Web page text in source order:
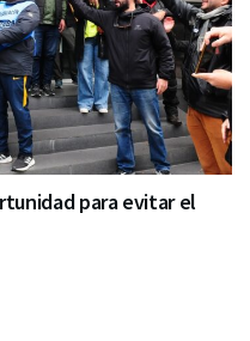
para evitar el